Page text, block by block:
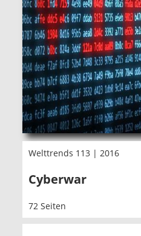
Welttrends 113 | 2016
Cyberwar
72 Seiten